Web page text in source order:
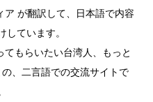
ア が翻訳して、日本語で内容
しています。
もらいたい台湾人、もっと
、二言語での交流サイトで